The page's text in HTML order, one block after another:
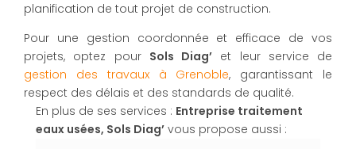
planification de tout projet de construction.
Pour une gestion coordonnée et efficace de vos
projets, optez pour Sols Diag’ et leur service de
gestion des travaux à Grenoble, garantissant le
respect des délais et des standards de qualité.
En plus de ses services : Entreprise traitement
eaux usées, Sols Diag’ vous propose aussi :